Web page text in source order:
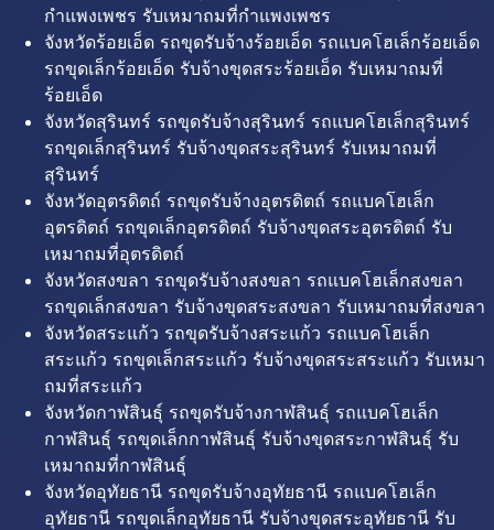
กำแพงเพชร รับเหมาถมที่กำแพงเพชร
จังหวัดร้อยเอ็ด รถขุดรับจ้างร้อยเอ็ด รถแบคโฮเล็กร้อยเอ็ด
รถขุดเล็กร้อยเอ็ด รับจ้างขุดสระร้อยเอ็ด รับเหมาถมที่
ร้อยเอ็ด
จังหวัดสุรินทร์ รถขุดรับจ้างสุรินทร์ รถแบคโฮเล็กสุรินทร์
รถขุดเล็กสุรินทร์ รับจ้างขุดสระสุรินทร์ รับเหมาถมที่
สุรินทร์
จังหวัดอุตรดิตถ์ รถขุดรับจ้างอุตรดิตถ์ รถแบคโฮเล็ก
อุตรดิตถ์ รถขุดเล็กอุตรดิตถ์ รับจ้างขุดสระอุตรดิตถ์ รับ
เหมาถมที่อุตรดิตถ์
จังหวัดสงขลา รถขุดรับจ้างสงขลา รถแบคโฮเล็กสงขลา
รถขุดเล็กสงขลา รับจ้างขุดสระสงขลา รับเหมาถมที่สงขลา
จังหวัดสระแก้ว รถขุดรับจ้างสระแก้ว รถแบคโฮเล็ก
สระแก้ว รถขุดเล็กสระแก้ว รับจ้างขุดสระสระแก้ว รับเหมา
ถมที่สระแก้ว
จังหวัดกาฬสินธุ์ รถขุดรับจ้างกาฬสินธุ์ รถแบคโฮเล็ก
กาฬสินธุ์ รถขุดเล็กกาฬสินธุ์ รับจ้างขุดสระกาฬสินธุ์ รับ
เหมาถมที่กาฬสินธุ์
จังหวัดอุทัยธานี รถขุดรับจ้างอุทัยธานี รถแบคโฮเล็ก
อุทัยธานี รถขุดเล็กอุทัยธานี รับจ้างขุดสระอุทัยธานี รับ